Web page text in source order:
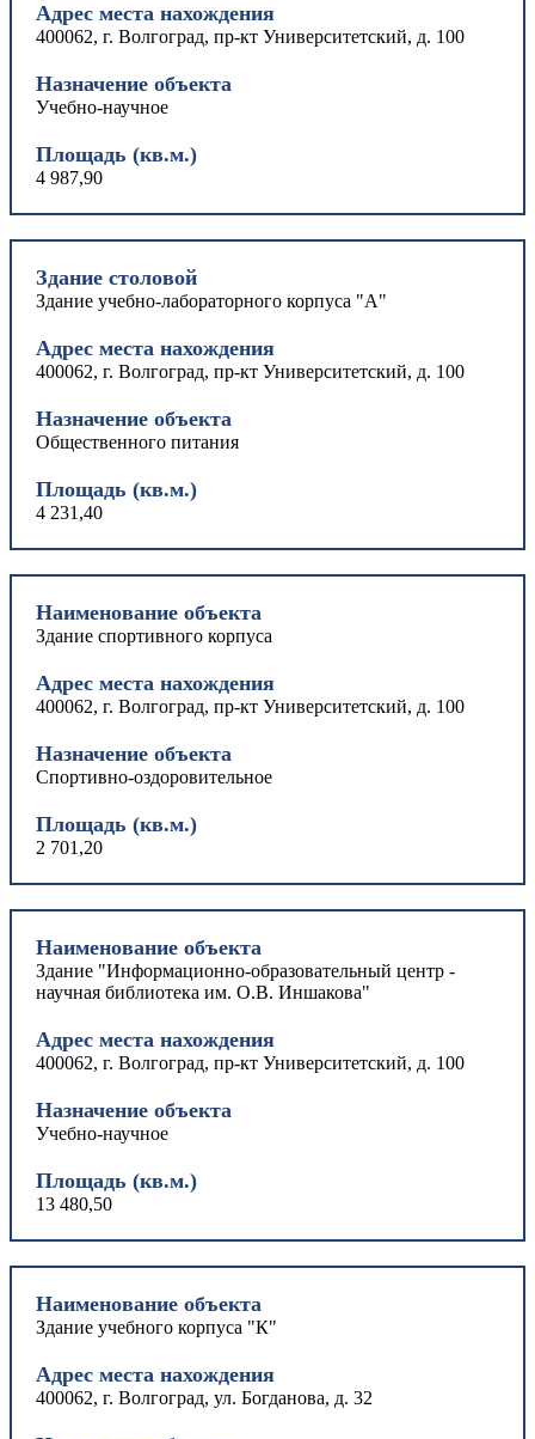
Адрес места нахождения
400062, г. Волгоград, пр-кт Университетский, д. 100
Назначение объекта
Учебно-научное
Площадь (кв.м.)
4 987,90
Здание столовой
Здание учебно-лабораторного корпуса "А"
Адрес места нахождения
400062, г. Волгоград, пр-кт Университетский, д. 100
Назначение объекта
Общественного питания
Площадь (кв.м.)
4 231,40
Наименование объекта
Здание спортивного корпуса
Адрес места нахождения
400062, г. Волгоград, пр-кт Университетский, д. 100
Назначение объекта
Спортивно-оздоровительное
Площадь (кв.м.)
2 701,20
Наименование объекта
Здание "Информационно-образовательный центр -
научная библиотека им. О.В. Иншакова"
Адрес места нахождения
400062, г. Волгоград, пр-кт Университетский, д. 100
Назначение объекта
Учебно-научное
Площадь (кв.м.)
13 480,50
Наименование объекта
Здание учебного корпуса "К"
Адрес места нахождения
400062, г. Волгоград, ул. Богданова, д. 32